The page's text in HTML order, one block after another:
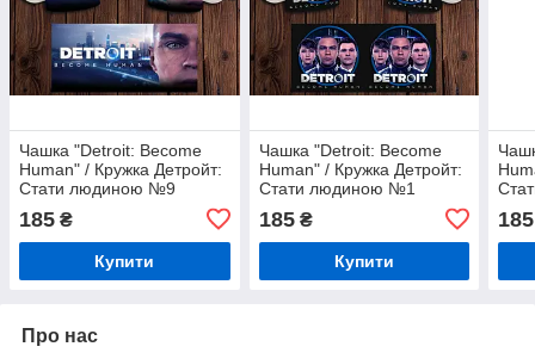
Чашка "Detroit: Become
Human" / Кружка Детройт:
Стати людиною №9
185 ₴
Купити
Чашка "Detroit: Become
Human" / Кружка Детройт:
Стати людиною №1
185₴
Купити
185
Про нас